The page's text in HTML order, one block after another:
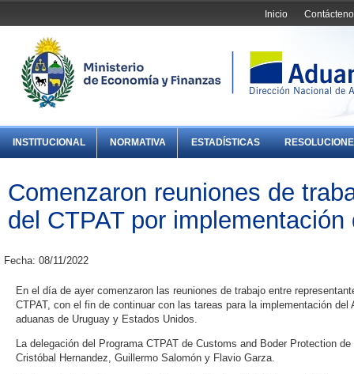
Inicio
INSTITUCIONAL NORMATIVA ESTADÍSTICAS
Comenzaron reuniones de
del CTPAT por implementación
Fecha: 08/11/2022
En el día de ayer comenzaron las reuniones de trabajo entre
CTPAT, con el fin de continuar con las tareas para la implementación
aduanas de Uruguay y Estados Unidos.
La delegación del Programa CTPAT de Customs and Boder Protection
Cristóbal Hernandez, Guillermo Salomón y Flavio Garza.